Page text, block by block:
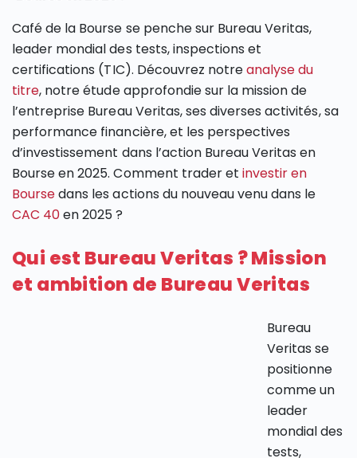
Café de la Bourse se penche sur Bureau Veritas,
leader mondial des tests, inspections et
certifications (TIC). Découvrez notreanalyse du
titre, notre étude approfondie sur la mission de
l’entreprise Bureau Veritas, ses diverses activités, sa
performance financière, et les perspectives
d’investissement dans l’action Bureau Veritas en
Bourse en 2025. Comment trader etinvestir en
Boursedans les actions du nouveau venu dans le
CAC 40en 2025 ?
Qui est Bureau Veritas ? Mission
et ambition de Bureau Veritas
Bureau
Veritas se
positionne
comme un
leader
mondial des
tests,